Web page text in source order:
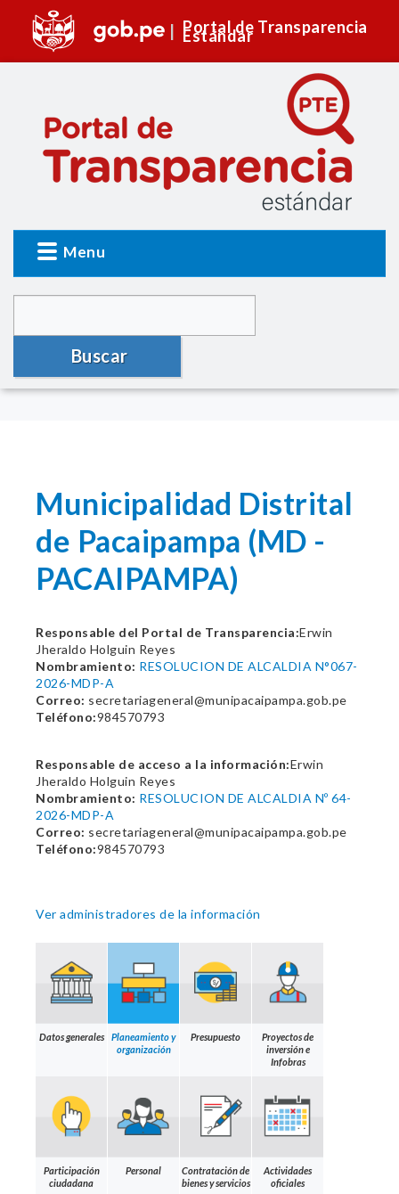
Portal de Transparencia
Estándar
Menu
Buscar
Municipalidad Distrital
de Pacaipampa (MD -
PACAIPAMPA)
Responsable del Portal de Transparencia:Erwin
Jheraldo Holguin Reyes
Nombramiento: RESOLUCION DE ALCALDIA N°067-
2026-MDP-A
Correo: secretariageneral@munipacaipampa.gob.pe
Teléfono:984570793
Responsable de acceso a la información:Erwin
Jheraldo Holguin Reyes
Nombramiento: RESOLUCION DE ALCALDIA Nº 64-
2026-MDP-A
Correo: secretariageneral@munipacaipampa.gob.pe
Teléfono:984570793
Ver administradores de la información
Datos generales
Planeamiento y
organización
Presupuesto
Proyectos de
inversión e
Infobras
Participación
ciudadana
Personal
Contratación de
bienes y servicios
Actividades
oficiales